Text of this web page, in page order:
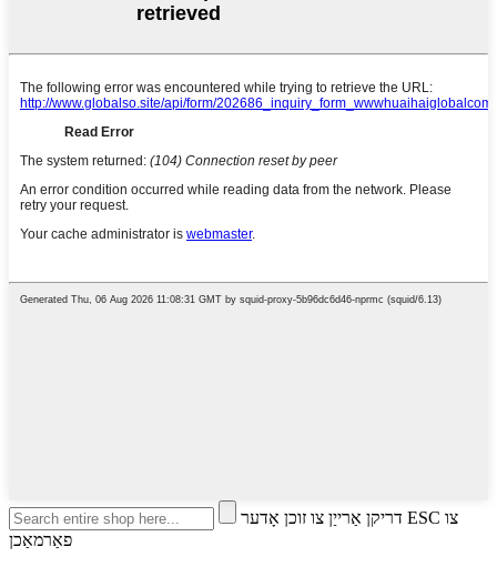
דריקן אַרייַן צו זוכן אָדער ESC צו
פאַרמאַכן